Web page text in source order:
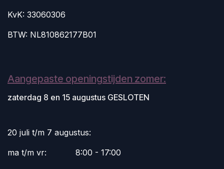
KvK: 33060306
BTW: NL810862177B01
Aangepaste openingstijden zomer:
zaterdag 8 en 15 augustus GESLOTEN
20 juli t/m 7 augustus:
ma t/m vr:
​8:00 - 17:00